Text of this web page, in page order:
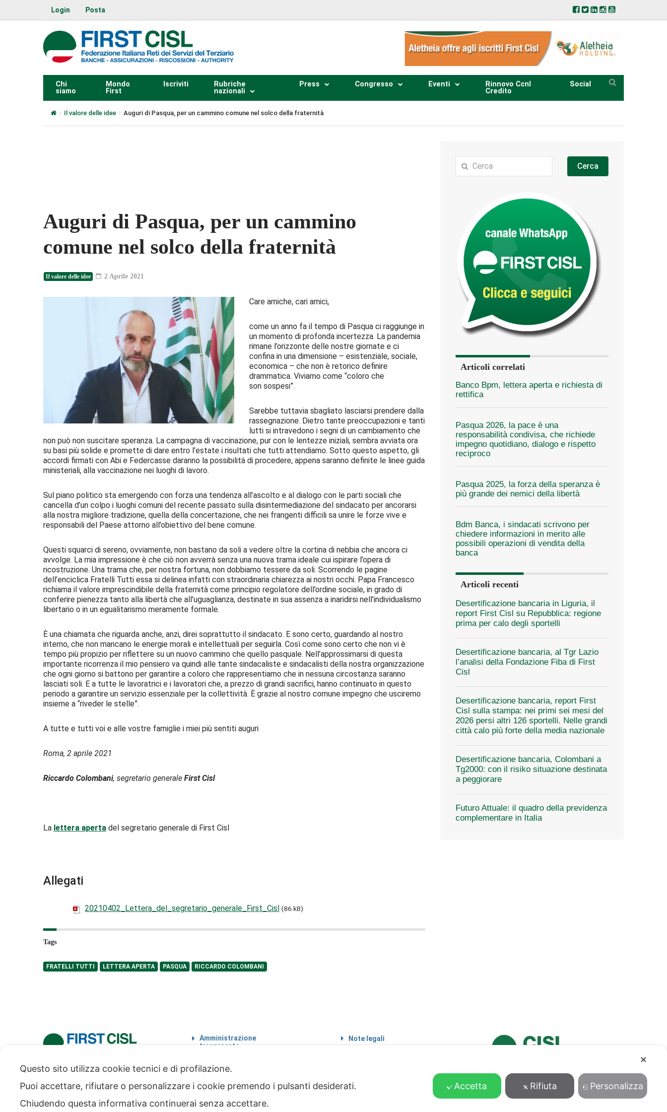
Login Posta
Chi
siamo
Mondo
First
Iscriviti
Rubriche
nazionali
Press Congresso Eventi
Rinnovo Ccnl
Credito
Social
Il valore delle idee Auguri di Pasqua, per un cammino comune nel solco della fraternità
Auguri di Pasqua, per un cammino
comune nel solco della fraternità
Il valore delle idee 2 Aprile 2021
Care amiche, cari amici,
come un anno fa il tempo di Pasqua ci raggiunge in
un momento di profonda incertezza. La pandemia
rimane l’orizzonte delle nostre giornate e ci
confina in una dimensione – esistenziale, sociale,
economica – che non è retorico definire
drammatica. Viviamo come “coloro che
son sospesi”.
Sarebbe tuttavia sbagliato lasciarsi prendere dalla
rassegnazione. Dietro tante preoccupazioni e tanti
lutti si intravedono i segni di un cambiamento che
non può non suscitare speranza. La campagna di vaccinazione, pur con le lentezze iniziali, sembra avviata ora
su basi più solide e promette di dare entro l’estate i risultati che tutti attendiamo. Sotto questo aspetto, gli
accordi firmati con Abi e Federcasse daranno la possibilità di procedere, appena saranno definite le linee guida
ministeriali, alla vaccinazione nei luoghi di lavoro.
Sul piano politico sta emergendo con forza una tendenza all’ascolto e al dialogo con le parti sociali che
cancella d’un colpo i luoghi comuni del recente passato sulla disintermediazione del sindacato per ancorarsi
alla nostra migliore tradizione, quella della concertazione, che nei frangenti difficili sa unire le forze vive e
responsabili del Paese attorno all’obiettivo del bene comune.
Questi squarci di sereno, ovviamente, non bastano da soli a vedere oltre la cortina di nebbia che ancora ci
avvolge. La mia impressione è che ciò non avverrà senza una nuova trama ideale cui ispirare l’opera di
ricostruzione. Una trama che, per nostra fortuna, non dobbiamo tessere da soli. Scorrendo le pagine
dell’enciclica Fratelli Tutti essa si delinea infatti con straordinaria chiarezza ai nostri occhi. Papa Francesco
richiama il valore imprescindibile della fraternità come principio regolatore dell’ordine sociale, in grado di
conferire pienezza tanto alla libertà che all’uguaglianza, destinate in sua assenza a inaridirsi nell’individualismo
libertario o in un egualitarismo meramente formale.
È una chiamata che riguarda anche, anzi, direi soprattutto il sindacato. E sono certo, guardando al nostro
interno, che non mancano le energie morali e intellettuali per seguirla. Così come sono certo che non vi è
tempo più propizio per riflettere su un nuovo cammino che quello pasquale. Nell’approssimarsi di questa
importante ricorrenza il mio pensiero va quindi alle tante sindacaliste e sindacalisti della nostra organizzazione
che ogni giorno si battono per garantire a coloro che rappresentiamo che in nessuna circostanza saranno
lasciati soli. E a tutte le lavoratrici e i lavoratori che, a prezzo di grandi sacrifici, hanno continuato in questo
periodo a garantire un servizio essenziale per la collettività. È grazie al nostro comune impegno che usciremo
insieme a “riveder le stelle”.
A tutte e tutti voi e alle vostre famiglie i miei più sentiti auguri
Roma, 2 aprile 2021
Riccardo Colombani, segretario generale First Cisl
La lettera aperta del segretario generale di First Cisl
Allegati
20210402_Lettera_del_segretario_generale_First_Cisl (86 kB)
Tags
FRATELLI TUTTI LETTERA APERTA PASQUA RICCARDO COLOMBANI
Cerca
Articoli correlati
Banco Bpm, lettera aperta e richiesta di
rettifica
Pasqua 2026, la pace è una
responsabilità condivisa, che richiede
impegno quotidiano, dialogo e rispetto
reciproco
Pasqua 2025, la forza della speranza è
più grande dei nemici della libertà
Bdm Banca, i sindacati scrivono per
chiedere informazioni in merito alle
possibili operazioni di vendita della
banca
Articoli recenti
Desertificazione bancaria in Liguria, il
report First Cisl su Repubblica: regione
prima per calo degli sportelli
Desertificazione bancaria, al Tgr Lazio
l’analisi della Fondazione Fiba di First
Cisl
Desertificazione bancaria, report First
Cisl sulla stampa: nei primi sei mesi del
2026 persi altri 126 sportelli. Nelle grandi
città calo più forte della media nazionale
Desertificazione bancaria, Colombani a
Tg2000: con il risiko situazione destinata
a peggiorare
Futuro Attuale: il quadro della previdenza
complementare in Italia
via Modena 5, 00184 Roma
fax: +39 06 4746136
info@firstcisl.it
Amministrazione
trasparente
Note legali
Home
✕
Questo sito utilizza cookie tecnici e di profilazione.
Puoi accettare, rifiutare o personalizzare i cookie premendo i pulsanti desiderati.
Chiudendo questa informativa continuerai senza accettare.
Accetta Rifiuta Personalizza